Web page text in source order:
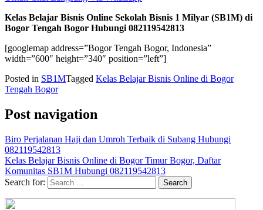
Kelas Belajar Bisnis Online Sekolah Bisnis 1 Milyar (SB1M) di
Bogor Tengah Bogor Hubungi 082119542813
[googlemap address=”Bogor Tengah Bogor, Indonesia”
width=”600″ height=”340″ position=”left”]
Posted in SB1MTagged Kelas Belajar Bisnis Online di Bogor
Tengah Bogor
Post navigation
Biro Perjalanan Haji dan Umroh Terbaik di Subang Hubungi
082119542813
Kelas Belajar Bisnis Online di Bogor Timur Bogor, Daftar
Komunitas SB1M Hubungi 082119542813
Search for: